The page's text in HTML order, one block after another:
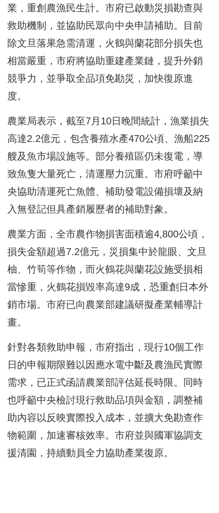
業，重創農漁民生計。市府已啟動災損勘查與
救助機制，並協助民眾向中央申請補助。目前
除文旦落果急需清運，火鶴與蘭花部分損失也
相當嚴重，市府將協助重建產業鏈，提升外銷
競爭力，並爭取全品項免勘災，加快復原進
度。
農業局表示，截至7月10日晚間統計，漁業損失
高達2.2億元，包含養殖水產470公頃、漁船225
艘及魚市場設施等。部分養殖區仍未復電，導
致魚隻大量死亡，清運壓力沉重。市府呼籲中
央協助清運死亡魚體、補助發電設備損壞及納
入無登記但具產銷履歷者的補助對象。
農業方面，全市農作物損害面積逾4,800公頃，
損失金額超過7.2億元，災損集中於龍眼、文旦
柚、竹筍等作物，而火鶴花與蘭花設施受損相
當慘重，火鶴花損毀率高達9成，恐重創日本外
銷市場。市府已向農業部建議研擬產業輔導計
畫。
針對各類救助申報，市府指出，現行10個工作
日的申報期限難以因應水電中斷及農漁民實際
需求，已正式函請農業部評估延長時限。同時
也呼籲中央檢討現行救助品項與金額，調整補
助內容以反映實際投入成本，並擴大免勘查作
物範圍，加速審核效率。市府並與國軍協調支
援清園，持續動員全力協助產業復原。